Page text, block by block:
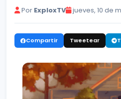
Por ExploxTV jueves, 10 de
Compartir Tweetear